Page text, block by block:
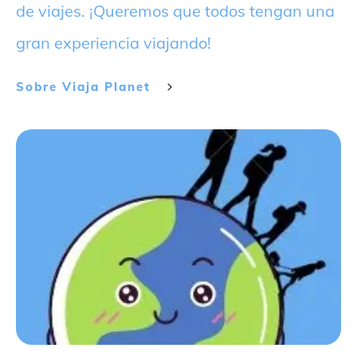
de viajes. ¡Queremos que todos tengan una
gran experiencia viajando!
Sobre Viaja Planet